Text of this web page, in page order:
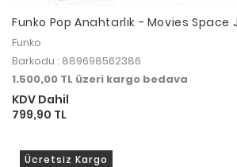
Funko Pop Anahtarlık - Movies Space
Funko
Barkodu : 889698562386
1.500,00 TL üzeri kargo bedava
KDV Dahil
799,90 TL
Ücretsiz Kargo